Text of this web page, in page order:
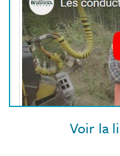
Voir la